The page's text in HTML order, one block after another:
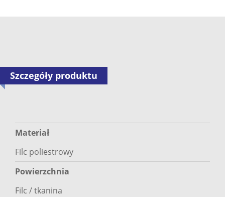
Szczegóły produktu
Materiał
Filc poliestrowy
Powierzchnia
Filc / tkanina